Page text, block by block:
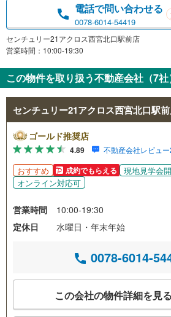
電話で問い合わせる
0078-6014-54419
センチュリー21アクロス西宮北口駅前店
営業時間：10:00-19:30
この物件を取り扱う不動産会社（7社
センチュリー21アクロス西宮北口駅
ゴールド推奨店
4.89 不動産会社レビュ
おすすめ 成約でもらえる
現地見学会
オンライン対応可
営業時間
10:00-19:30
定休日
水曜日・年末年始
0078-6014-
この会社の物件詳細を見る